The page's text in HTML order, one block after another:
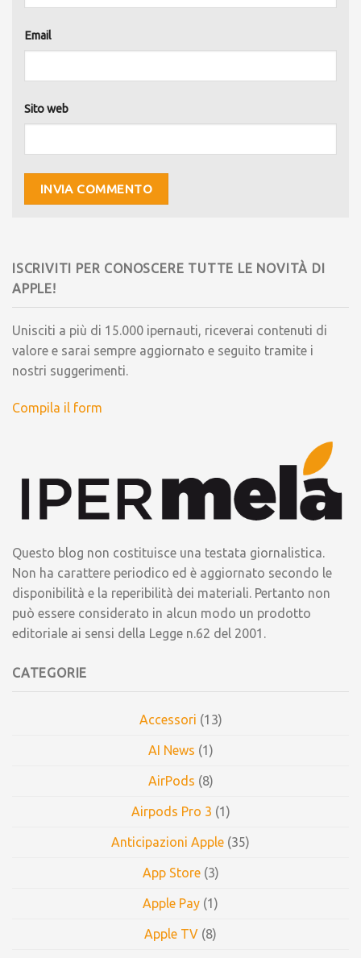
Email
Sito web
ISCRIVITI PER CONOSCERE TUTTE LE NOVITÀ DI
APPLE!
Unisciti a più di 15.000 ipernauti, riceverai contenuti di
valore e sarai sempre aggiornato e seguito tramite i
nostri suggerimenti.
Compila il form
Questo blog non costituisce una testata giornalistica.
Non ha carattere periodico ed è aggiornato secondo le
disponibilità e la reperibilità dei materiali. Pertanto non
può essere considerato in alcun modo un prodotto
editoriale ai sensi della Legge n.62 del 2001.
CATEGORIE
Accessori (13)
AI News (1)
AirPods (8)
Airpods Pro 3 (1)
Anticipazioni Apple (35)
App Store(3)
Apple Pay (1)
Apple TV (8)